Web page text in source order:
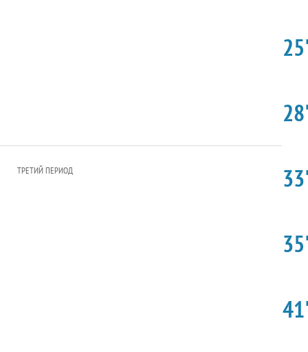
ТРЕТИЙ ПЕРИОД